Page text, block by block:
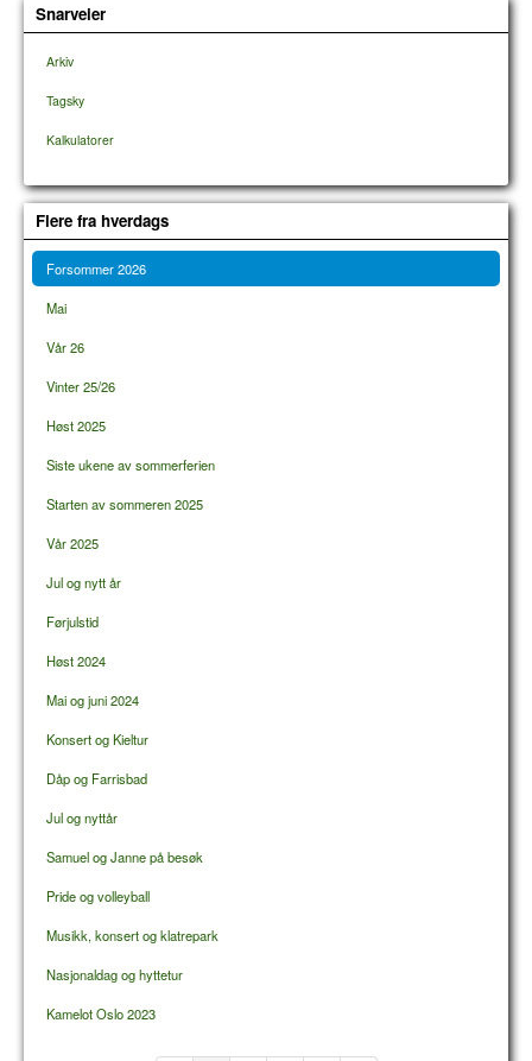
Snarveier
Arkiv
Tagsky
Kalkulatorer
Flere fra hverdags
Forsommer 2026
Mai
Vår 26
Vinter 25/26
Høst 2025
Siste ukene av sommerferien
Starten av sommeren 2025
Vår 2025
Jul og nytt år
Førjulstid
Høst 2024
Mai og juni 2024
Konsert og Kieltur
Dåp og Farrisbad
Jul og nyttår
Samuel og Janne på besøk
Pride og volleyball
Musikk, konsert og klatrepark
Nasjonaldag og hyttetur
Kamelot Oslo 2023